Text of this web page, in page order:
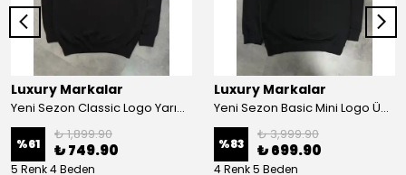
Luxury Markalar
Yeni Sezon Classic Logo Yarım Fermualı Triko Sweatshirt
%61
₺ 1,899.90
₺ 749.90
5 Renk 4 Beden
Luxury Markalar
Yeni Sezon Basic Mini Logo Üç İplik Şardonsuz Sweatshirt
%83
₺ 3,999.90
₺ 699.90
4 Renk 5 Beden